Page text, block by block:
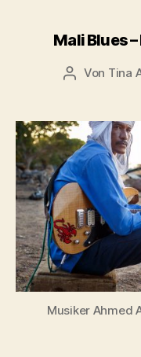
Mali Blues
Von Tina
Musiker Ahmed